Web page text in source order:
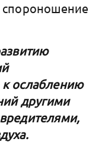
спороношение
ослаблению
другими